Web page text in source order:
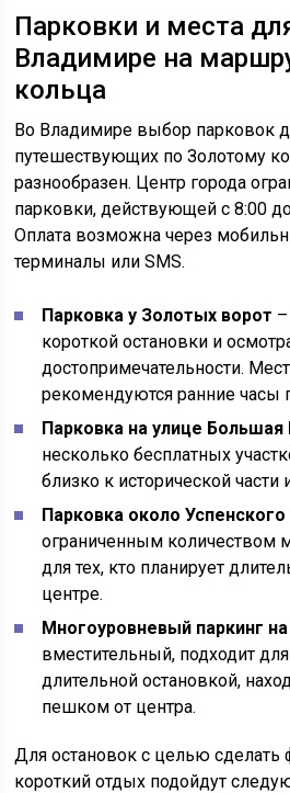
Парковки и места
Владимире на
кольца
Во Владимире выбор парковок
путешествующих по Золотому
разнообразен. Центр города
парковки, действующей с 8:00
Оплата возможна через
терминалы или SMS.
Парковка у Золотых ворот
короткой остановки и
достопримечательности.
рекомендуются ранние часы
Парковка на улице
несколько бесплатных
близко к исторической части
Парковка около
ограниченным количеством
для тех, кто планирует
центре.
Многоуровневый паркинг
вместительный, подходит
длительной остановкой,
пешком от центра.
Для остановок с целью сделать
короткий отдых подойдут